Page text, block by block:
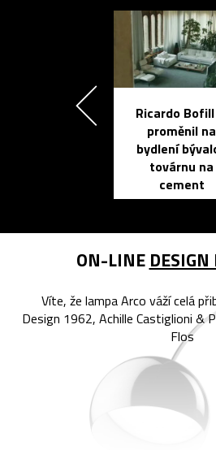
Ricardo
proměnil na
bydlení
továrnu na
cement
ON-LINE
Víte, že lampa Arco váží celá
Design 1962, Achille Castiglioni &
Flos